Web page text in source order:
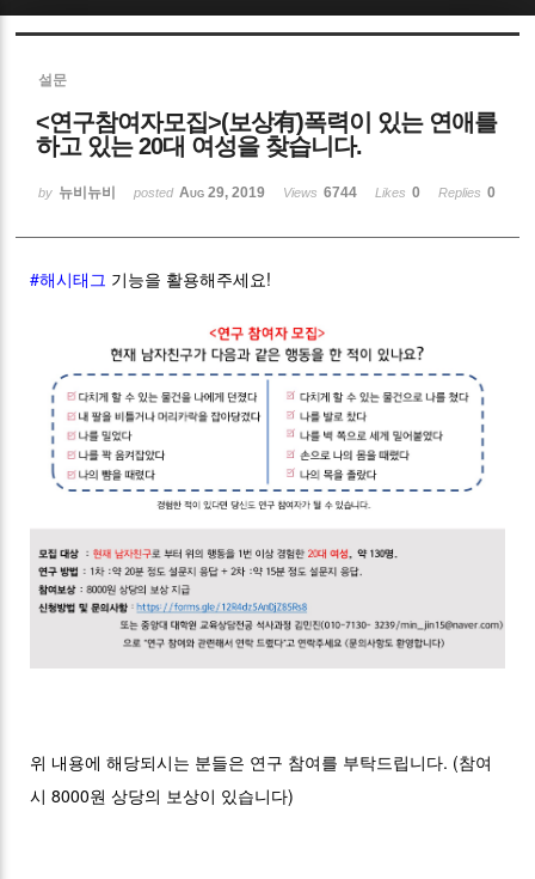
설문
<연구참여자모집>(보상有)폭력이 있는 연애를
하고 있는 20대 여성을 찾습니다.
by 뉴비뉴비 posted Aug 29, 2019 Views 6744 Likes 0 Replies 0
#해시태그 기능을 활용해주세요!
위 내용에 해당되시는 분들은 연구 참여를 부탁드립니다. (참여
시 8000원 상당의 보상이 있습니다)
Sketchbook5, 스케치북5
Sketchbook5, 스케치북5